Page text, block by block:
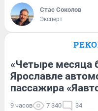
Стас Соколов
Эксперт
«Четыре месяца
Ярославле
пассажира
9 часов 7 340 34